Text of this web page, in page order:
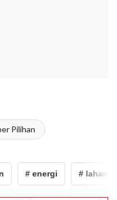
Pilihan
# energi # lahan